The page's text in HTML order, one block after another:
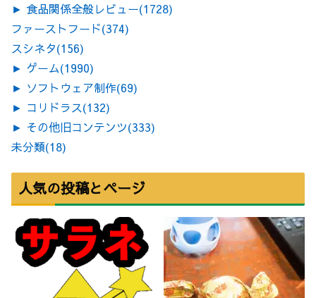
► 食品関係全般レビュー(1728)
ファーストフード(374)
スシネタ(156)
► ゲーム(1990)
► ソフトウェア制作(69)
► コリドラス(132)
► その他旧コンテンツ(333)
未分類(18)
人気の投稿とページ